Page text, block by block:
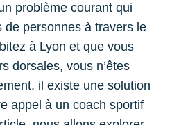
problème courant qui
de personnes à travers le
à Lyon et que vous
dorsales, vous n’êtes
il existe une solution
appel à un coach sportif